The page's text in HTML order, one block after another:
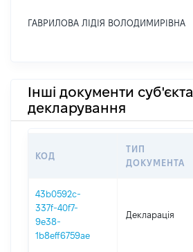
ГАВРИЛОВА ЛІДІЯ ВОЛОДИМИРІВНА
Інші документи суб'єкта
декларування
КОД
ТИП
ДОКУМЕНТА
43b0592c-
337f-40f7-
9e38-
1b8eff6759ae
Декларація